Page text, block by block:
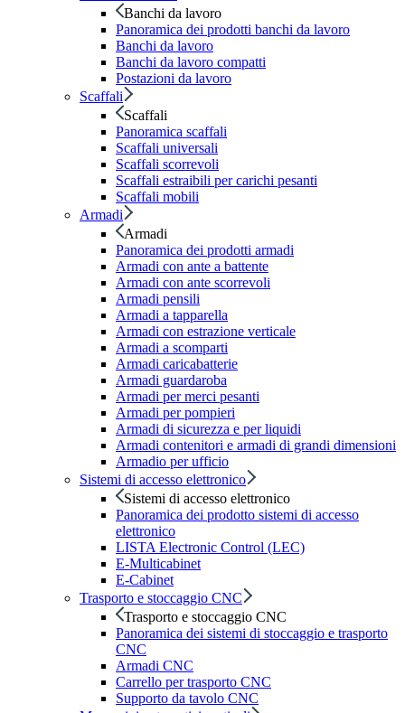
Banchi da lavoro
Panoramica dei prodotti banchi da lavoro
Banchi da lavoro
Banchi da lavoro compatti
Postazioni da lavoro
Scaffali
Scaffali
Panoramica scaffali
Scaffali universali
Scaffali scorrevoli
Scaffali estraibili per carichi pesanti
Scaffali mobili
Armadi
Armadi
Panoramica dei prodotti armadi
Armadi con ante a battente
Armadi con ante scorrevoli
Armadi pensili
Armadi a tapparella
Armadi con estrazione verticale
Armadi a scomparti
Armadi caricabatterie
Armadi guardaroba
Armadi per merci pesanti
Armadi per pompieri
Armadi di sicurezza e per liquidi
Armadi contenitori e armadi di grandi dimensioni
Armadio per ufficio
Sistemi di accesso elettronico
Sistemi di accesso elettronico
Panoramica dei prodotto sistemi di accesso
elettronico
LISTA Electronic Control (LEC)
E-Multicabinet
E-Cabinet
Trasporto e stoccaggio CNC
Trasporto e stoccaggio CNC
Panoramica dei sistemi di stoccaggio e trasporto
CNC
Armadi CNC
Carrello per trasporto CNC
Supporto da tavolo CNC